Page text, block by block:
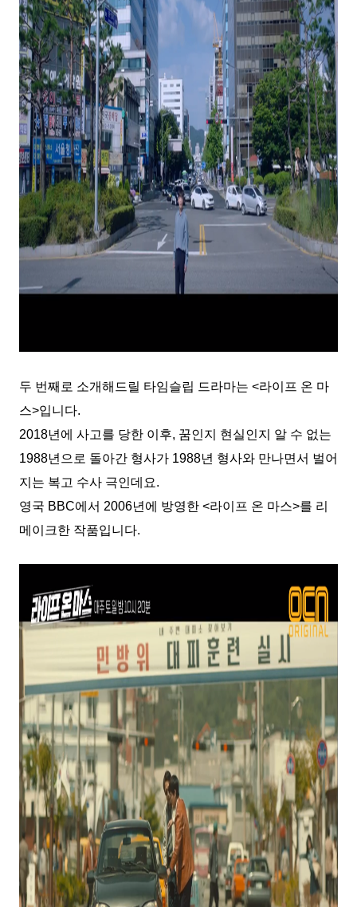
두 번째로 소개해드릴 타임슬립 드라마는 <라이프 온 마
스>입니다.
2018년에 사고를 당한 이후, 꿈인지 현실인지 알 수 없는
1988년으로 돌아간 형사가 1988년 형사와 만나면서 벌어
지는 복고 수사 극인데요.
영국 BBC에서 2006년에 방영한 <라이프 온 마스>를 리
메이크한 작품입니다.